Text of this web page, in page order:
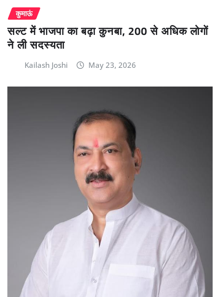
कुमाऊं
सल्ट में भाजपा का बढ़ा कुनबा, 200 से अधिक लोगों
ने ली सदस्यता
Kailash Joshi May 23, 2026